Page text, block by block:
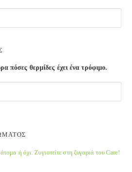
πόσες θερμίδες έχει ένα τρόφιμο.
ή όχι. Ζυγιστείτε στη ζυγαριά του Care!